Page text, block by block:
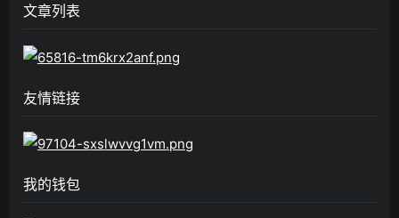
文章列表
友情链接
我的钱包